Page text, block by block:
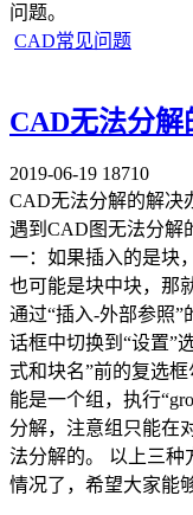
问题。
CAD常见问题
CAD无法分解
2019-06-19 18710
CAD无法分解的解决
遇到CAD图无法分解
一：如果插入的是块
也可能是块中块，那
通过“插入-外部参照”
话框中切换到“设置”
式和块名”前的复选
能是一个组，执行
分解，注意组只能在
法分解的。 以上三种
情况了，希望大家能